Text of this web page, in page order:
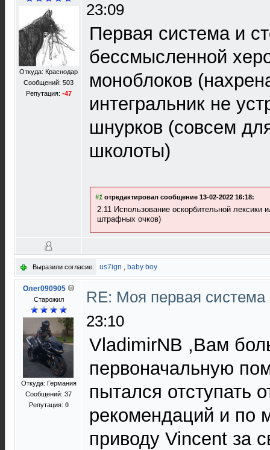
Откуда: Краснодар
Сообщений: 503
Репутация: -47
23:09
Первая система и
бессмысленной
моноблоков
интегральник не
шнурков (совсем
школоты)
#1 отредактировал сообщение 13-02-2022 16:18:
2.11 Использование оскорбительной лексики
штрафных очков)
Выразили согласие: us7ign , baby boy
Олег090905
Старожил
Откуда: Германия
Сообщений: 37
Репутация: 0
RE: Моя первая
23:10
VladimirNB ,Вам
первоначальную
пытался отступать
рекомендаций и по
приводу Vincent за